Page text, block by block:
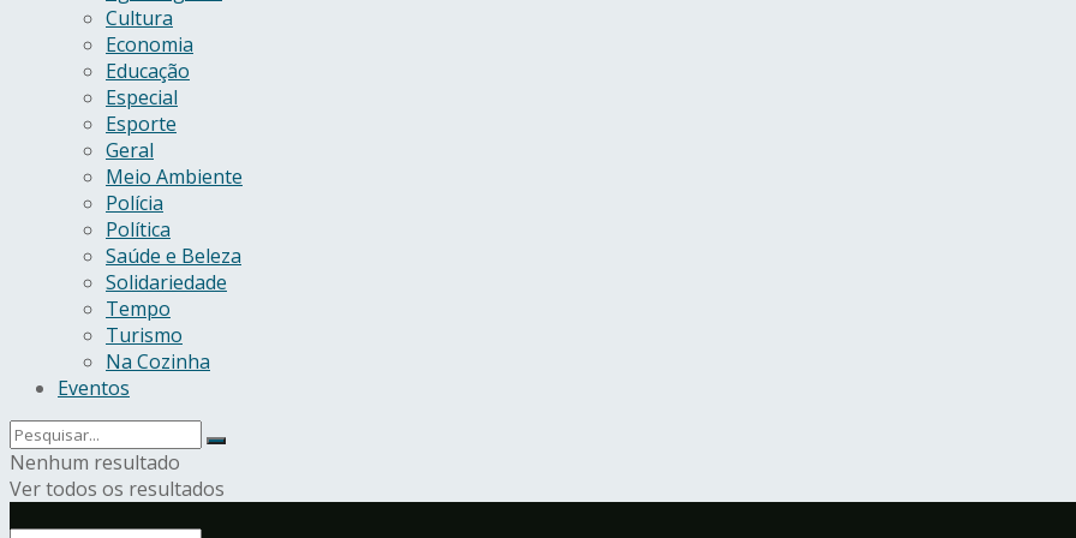
Cultura
Economia
Educação
Especial
Esporte
Geral
Meio Ambiente
Polícia
Política
Saúde e Beleza
Solidariedade
Tempo
Turismo
Na Cozinha
Eventos
Nenhum resultado
Ver todos os resultados